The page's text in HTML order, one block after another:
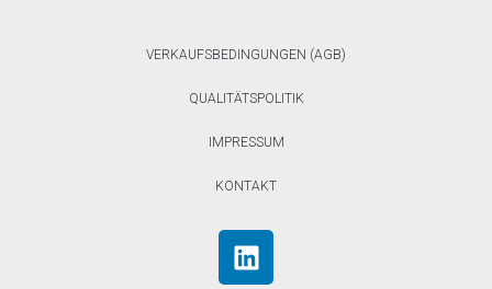
VERKAUFSBEDINGUNGEN (AGB)
QUALITÄTSPOLITIK
IMPRESSUM
KONTAKT